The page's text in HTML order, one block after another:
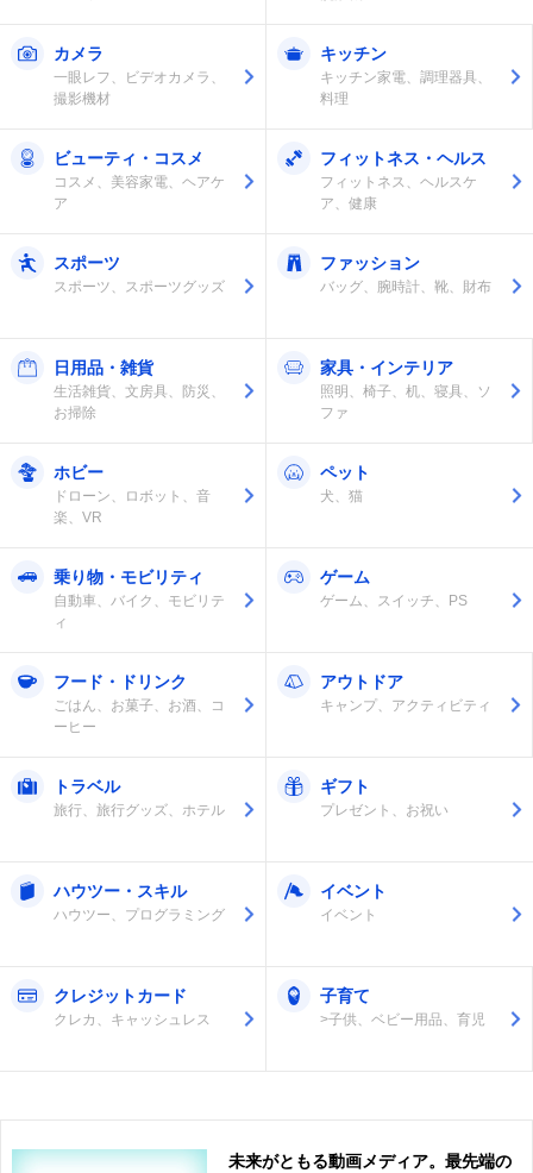
カメラ
一眼レフ、ビデオカメラ、
撮影機材
キッチン
キッチン家電、調理器具、
料理
ビューティ・コスメ
コスメ、美容家電、ヘアケ
ア
フィットネス・ヘルス
フィットネス、ヘルスケ
ア、健康
スポーツ
スポーツ、スポーツグッズ
ファッション
バッグ、腕時計、靴、財布
日用品・雑貨
生活雑貨、文房具、防災、
お掃除
家具・インテリア
照明、椅子、机、寝具、ソ
ファ
ホビー
ドローン、ロボット、音
楽、VR
ペット
犬、猫
乗り物・モビリティ
自動車、バイク、モビリテ
ィ
ゲーム
ゲーム、スイッチ、PS
フード・ドリンク
ごはん、お菓子、お酒、コ
ーヒー
アウトドア
キャンプ、アクティビティ
トラベル
旅行、旅行グッズ、ホテル
ギフト
プレゼント、お祝い
ハウツー・スキル
ハウツー、プログラミング
イベント
イベント
クレジットカード
クレカ、キャッシュレス
子育て
>子供、ベビー用品、育児
未来がともる動画メディア。最先端の